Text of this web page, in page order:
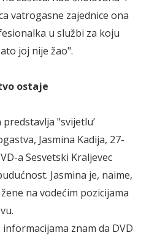
vatrogasne zajednice ona
u službi za koju
joj nije žao".
ostaje
"svijetlu’
Jasmina Kadija, 27-
a Sesvetski Kraljevec
Jasmina je, naime,
na vodećim pozicijama
znam da DVD